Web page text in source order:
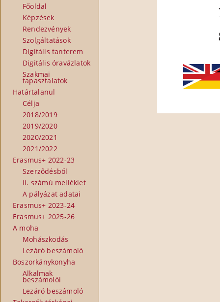
Főoldal
Képzések
Rendezvények
Szolgáltatások
Digitális tanterem
Digitális óravázlatok
Szakmai
tapasztalatok
Határtalanul
Célja
2018/2019
2019/2020
2020/2021
2021/2022
Erasmus+ 2022-23
Szerződésből
II. számú melléklet
A pályázat adatai
Erasmus+ 2023-24
Erasmus+ 2025-26
A moha
Mohászkodás
Lezáró beszámoló
Boszorkánykonyha
Alkalmak
beszámolói
Lezáró beszámoló